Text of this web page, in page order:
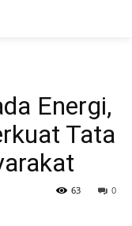
Energi,
Tata
0
63